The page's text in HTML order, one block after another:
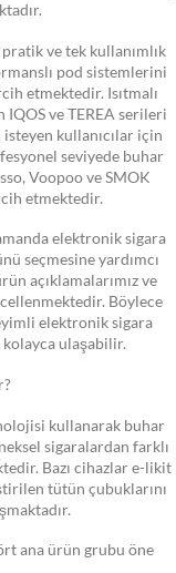
ve tek kullanımlık
pod sistemlerini
etmektedir. Isıtmalı
ve TEREA serileri
kullanıcılar için
seviyede buhar
Voopoo ve SMOK
etmektedir.
elektronik sigara
seçmesine yardımcı
açıklamalarımız ve
Böylece
elektronik sigara
kolayca ulaşabilir.
kullanarak buhar
sigaralardan farklı
Bazı cihazlar e-likit
tütün çubuklarını
ana ürün grubu öne